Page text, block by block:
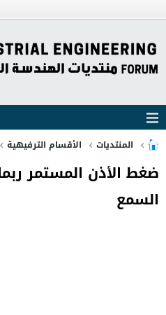
المنتديات الأقسام الترفيهية
ضغط الأذن المستمر
السمع